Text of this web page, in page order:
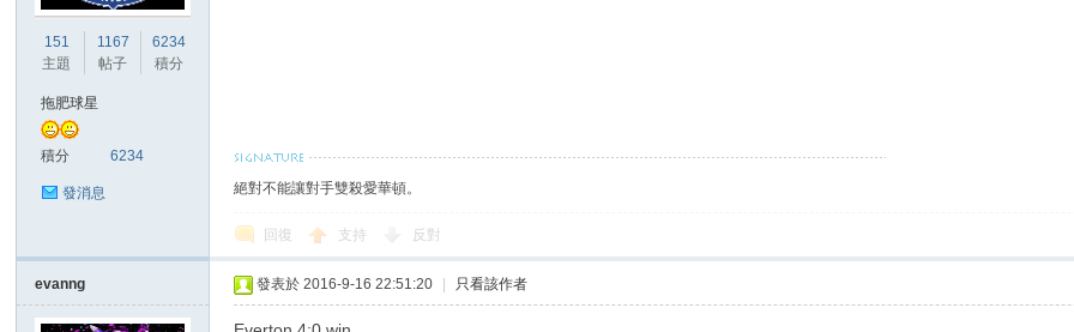
151
主題
1167
帖子
6234
積分
拖肥球星
積分 6234
發消息 絕對不能讓對手雙殺愛華頓。
回復 支持 反對
evanng 發表於 2016-9-16 22:51:20 只看該作者